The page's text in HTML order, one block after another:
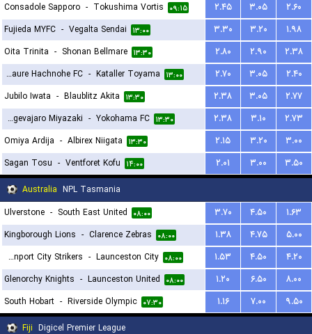
Consadole Sapporo - Tokushima Vortis ۰۹:۱۵ ۲.۴۵ ۳.۰۵
۲.۶۰
Fujieda MYFC - Vegalta Sendai ۱۳:۰۰ ۳.۳۰ ۳.۲۰
۱.۹۸
Oita Trinita - Shonan Bellmare ۱۳:۳۰ ۲.۸۰ ۲.۹۰
۲.۳۸
Vanraure Hachnohe FC
- Kataller Toyama ۱۳:۰۰ ۲.۷۰ ۳.۰۵
۲.۴۰
Jubilo Iwata - Blaublitz Akita ۱۳:۳۰ ۲.۳۸ ۳.۰۵
۲.۷۷
Tegevajaro Miyazaki
- Yokohama FC ۱۳:۳۰ ۲.۳۸ ۳.۱۰
۲.۷۳
Omiya Ardija - Albirex Niigata ۱۳:۳۰ ۲.۱۵ ۳.۲۰
۳.۰۰
Sagan Tosu - Ventforet Kofu ۱۴:۰۰ ۲.۰۱ ۳.۰۰
۳.۵۰
Australia NPL Tasmania
Ulverstone - South East United ۰۸:۰۰ ۳.۷۰ ۴.۵۰
۱.۶۳
Kingborough Lions - Clarence Zebras ۰۸:۰۰ ۱.۳۸ ۴.۷۵
۵.۰۰
Devonport City Strikers
- Launceston City ۰۸:۰۰ ۱.۵۳ ۴.۵۰
۴.۲۰
Glenorchy Knights - Launceston United ۰۸:۰۰ ۱.۲۰ ۶.۵۰
۸.۰۰
South Hobart - Riverside Olympic ۰۷:۳۰ ۱.۱۶ ۷.۰۰
۹.۵۰
Fiji Digicel Premier League